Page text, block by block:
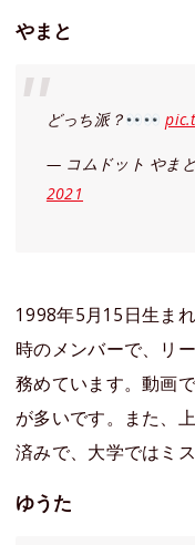
やまと
どっち派？
— コムドット やま
2021
1998年5月15日生ま
時のメンバーで、リ
務めています。動画
が多いです。また、
済みで、大学ではミ
ゆうた